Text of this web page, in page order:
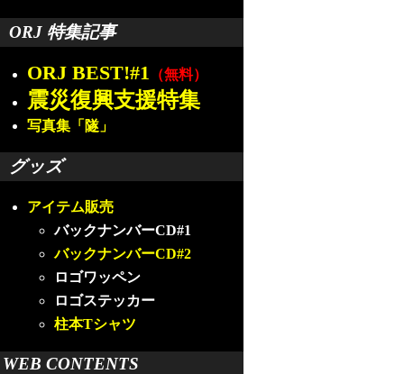
ORJ 特集記事
ORJ BEST!#1 （無料）
震災復興支援特集
写真集「隧」
グッズ
アイテム販売
バックナンバーCD#1
バックナンバーCD#2
ロゴワッペン
ロゴステッカー
柱本Tシャツ
WEB CONTENTS